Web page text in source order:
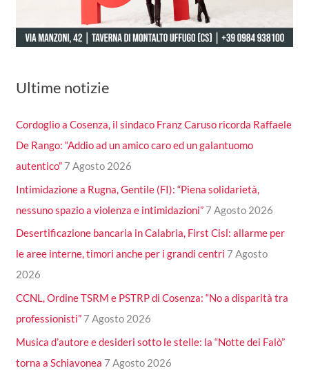
Ultime notizie
Cordoglio a Cosenza, il sindaco Franz Caruso ricorda Raffaele
De Rango: “Addio ad un amico caro ed un galantuomo
autentico” 7 Agosto 2026
Intimidazione a Rugna, Gentile (FI): “Piena solidarietà,
nessuno spazio a violenza e intimidazioni” 7 Agosto 2026
Desertificazione bancaria in Calabria, First Cisl: allarme per
le aree interne, timori anche per i grandi centri 7 Agosto
2026
CCNL, Ordine TSRM e PSTRP di Cosenza: “No a disparità tra
professionisti” 7 Agosto 2026
Musica d’autore e desideri sotto le stelle: la “Notte dei Falò”
torna a Schiavonea 7 Agosto 2026